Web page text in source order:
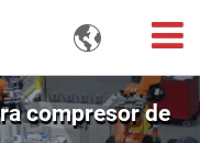

compresor de